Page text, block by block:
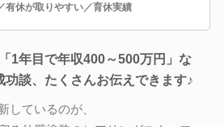
有休が取りやすい／育休実績
1年目で年収400～500万円」な
談、たくさんお伝えできます♪
しているのが、